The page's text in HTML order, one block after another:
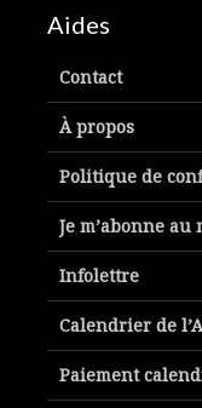
Aides
Contact
À propos
Politique de
Je m’abonne au
Infolettre
Calendrier de
Paiement